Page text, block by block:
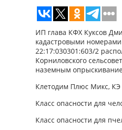
ИП глава КФХ Куксов
кадастровыми номерами
22:17:030301:603/2
Корниловского
наземным
Клетодим Плюс Микс,
Класс опасности для
Класс опасности для